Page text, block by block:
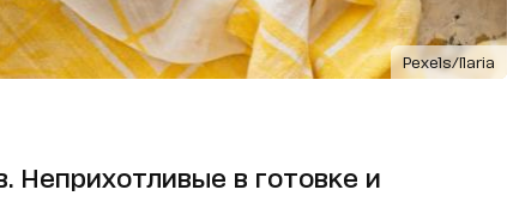
Pexels/Ilaria
Неприхотливые в готовке и